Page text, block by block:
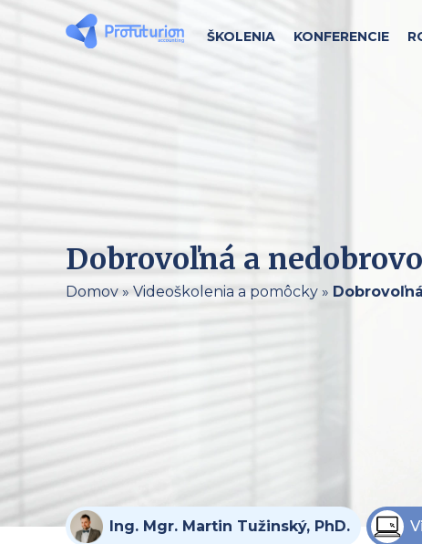
ŠKOLENIA KONFERENCIE
Dobrovoľná a
Domov » Videoškolenia a pomôcky »
Ing. Mgr. Martin Tužinský, PhD.